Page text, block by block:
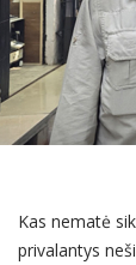
Kas nematė
privalantys